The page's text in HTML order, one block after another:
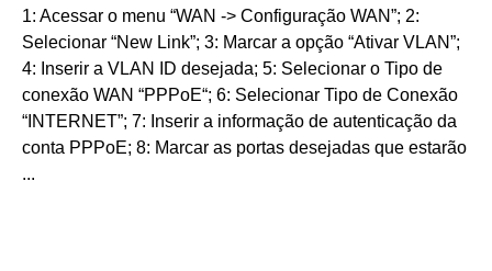
1: Acessar o menu “WAN -> Configuração WAN”; 2:
Selecionar “New Link”; 3: Marcar a opção “Ativar VLAN”;
4: Inserir a VLAN ID desejada; 5: Selecionar o Tipo de
conexão WAN “PPPoE“; 6: Selecionar Tipo de Conexão
“INTERNET”; 7: Inserir a informação de autenticação da
conta PPPoE; 8: Marcar as portas desejadas que estarão
...